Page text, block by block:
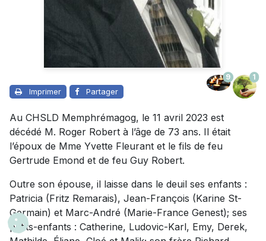
Imprimer Partager
9 1
Au CHSLD Memphrémagog, le 11 avril 2023 est
décédé M. Roger Robert à l’âge de 73 ans. Il était
l’époux de Mme Yvette Fleurant et le fils de feu
Gertrude Emond et de feu Guy Robert.
Outre son épouse, il laisse dans le deuil ses enfants :
Patricia (Fritz Remarais), Jean-François (Karine St-
Germain) et Marc-André (Marie-France Genest); ses
petits-enfants : Catherine, Ludovic-Karl, Emy, Derek,